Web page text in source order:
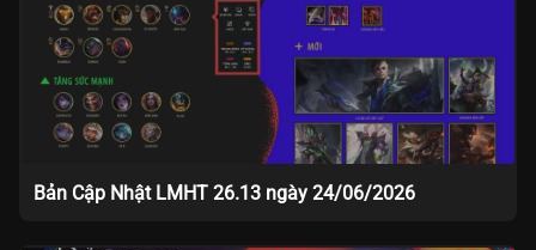
Bản Cập Nhật LMHT 26.13 ngày 24/06/2026